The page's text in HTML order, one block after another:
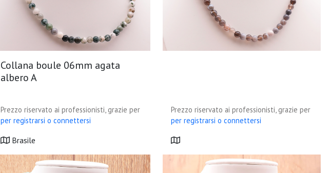
Collana boule 06mm agata
albero A
Prezzo riservato ai professionisti, grazie per
per registrarsi o connettersi
Brasile
Prezzo riservato ai professionisti, grazie per
per registrarsi o connettersi